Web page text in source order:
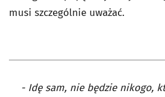
musi szczególnie uważać.
- Idę sam, nie będzie nikogo,